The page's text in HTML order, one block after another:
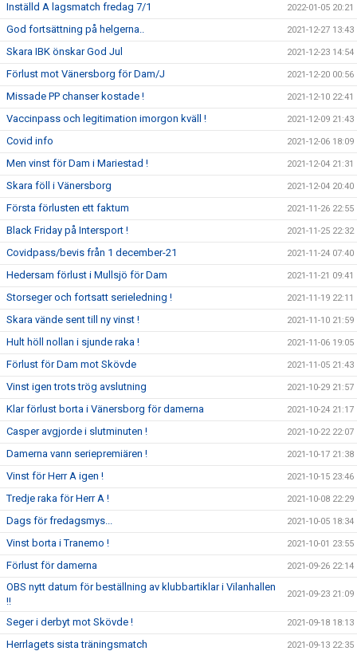
Inställd A lagsmatch fredag 7/1 2022-01-05 20:21
God fortsättning på helgerna.. 2021-12-27 13:43
Skara IBK önskar God Jul 2021-12-23 14:54
Förlust mot Vänersborg för Dam/J 2021-12-20 00:56
Missade PP chanser kostade ! 2021-12-10 22:41
Vaccinpass och legitimation imorgon kväll ! 2021-12-09 21:43
Covid info 2021-12-06 18:09
Men vinst för Dam i Mariestad ! 2021-12-04 21:31
Skara föll i Vänersborg 2021-12-04 20:40
Första förlusten ett faktum 2021-11-26 22:55
Black Friday på Intersport ! 2021-11-25 22:32
Covidpass/bevis från 1 december-21 2021-11-24 07:40
Hedersam förlust i Mullsjö för Dam 2021-11-21 09:41
Storseger och fortsatt serieledning ! 2021-11-19 22:11
Skara vände sent till ny vinst ! 2021-11-10 21:59
Hult höll nollan i sjunde raka ! 2021-11-06 19:05
Förlust för Dam mot Skövde 2021-11-05 21:43
Vinst igen trots trög avslutning 2021-10-29 21:57
Klar förlust borta i Vänersborg för damerna 2021-10-24 21:17
Casper avgjorde i slutminuten ! 2021-10-22 22:07
Damerna vann seriepremiären ! 2021-10-17 21:38
Vinst för Herr A igen ! 2021-10-15 23:46
Tredje raka för Herr A ! 2021-10-08 22:29
Dags för fredagsmys... 2021-10-05 18:34
Vinst borta i Tranemo ! 2021-10-01 23:55
Förlust för damerna 2021-09-26 22:14
OBS nytt datum för beställning av klubbartiklar i Vilanhallen
!!
2021-09-23 21:09
Seger i derbyt mot Skövde ! 2021-09-18 18:13
Herrlagets sista träningsmatch 2021-09-13 22:35